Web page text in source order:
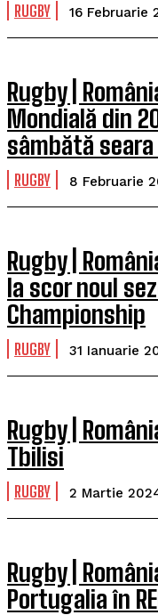
RUGBY 16 Februarie
Rugby |
Mondială din
sâmbătă seara
RUGBY 8 Februarie
Rugby |
la scor noul
Championship
RUGBY 31 Ianuarie
Rugby |
Tbilisi
RUGBY 2 Martie
Rugby |
Portugalia în